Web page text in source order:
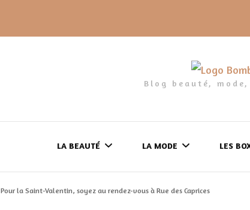
Blog beauté,
LA BEAUTÉ LA MODE LES
Pour la Saint-Valentin, soyez au rendez-vous à Rue des Caprices